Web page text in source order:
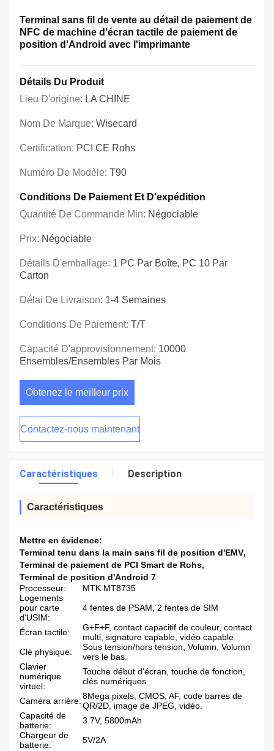
Terminal sans fil de vente au détail de paiement de
NFC de machine d'écran tactile de paiement de
position d'Android avec l'imprimante
Détails Du Produit
Lieu D'origine: LA CHINE
Nom De Marque: Wisecard
Certification: PCI CE Rohs
Numéro De Modèle: T90
Conditions De Paiement Et D'expédition
Quantité De Commande Min: Négociable
Prix: Négociable
Détails D'emballage: 1 PC Par Boîte, PC 10 Par
Carton
Délai De Livraison: 1-4 Semaines
Conditions De Paiement: T/T
Capacité D'approvisionnement: 10000
Ensembles/ensembles Par Mois
Obtenez le meilleur prix
Contactez-nous maintenant
Caractéristiques Description
Caractéristiques
Mettre en évidence:
Terminal tenu dans la main sans fil de position d'EMV,
Terminal de paiement de PCI Smart de Rohs,
Terminal de position d'Android 7
Processeur:
MTK MT8735
Logements
pour carte
d'USIM:
4 fentes de PSAM, 2 fentes de SIM
Écran tactile:
G+F+F, contact capacitif de couleur, contact
multi, signature capable, vidéo capable
Clé physique:
Sous tension/hors tension, Volumn, Volumn
vers le bas.
Clavier
numérique
virtuel:
Touche début d'écran, touche de fonction,
clés numériques
Caméra arrière:8Mega pixels, CMOS, AF, code barres de
QR/2D, image de JPEG, vidéo.
Capacité de
batterie:
3.7V, 5800mAh
Chargeur de
batterie:
5V/2A